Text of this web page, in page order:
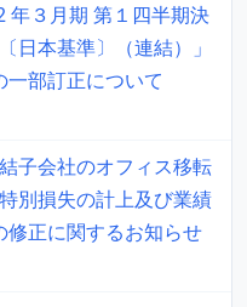
年３月期 第１四半期決
日本基準〕（連結）」
一部訂正について
子会社のオフィス移転
別損失の計上及び業績
修正に関するお知らせ